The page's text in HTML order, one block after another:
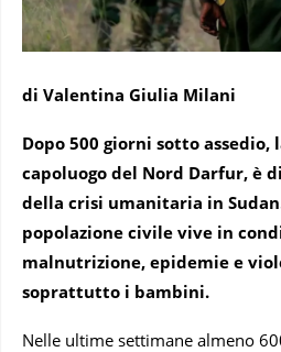
di Valentina Giulia Milani
Dopo 500 giorni sotto assedio,
capoluogo del Nord Darfur, è
della crisi umanitaria in
popolazione civile vive in
malnutrizione, epidemie e
soprattutto i bambini.
Nelle ultime settimane almeno